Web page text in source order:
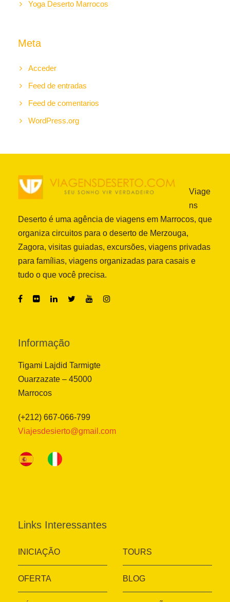
Yoga Deserto Marrocos
Meta
Acceder
Feed de entradas
Feed de comentarios
WordPress.org
Viage
ns
Deserto é uma agência de viagens em Marrocos, que
organiza circuitos para o deserto de Merzouga,
Zagora, visitas guiadas, excursões, viagens privadas
para famílias, viagens organizadas para casais e
tudo o que você precisa.
Informação
Tigami Lajdid Tarmigte
Ouarzazate – 45000
Marrocos
(+212) 667-066-799
Viajesdesierto@gmail.com
Links Interessantes
INICIAÇÃO TOURS
OFERTA BLOG